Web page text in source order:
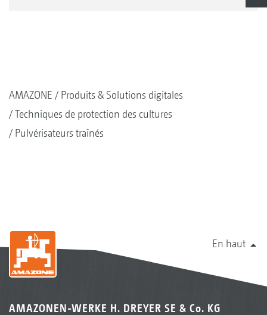
AMAZONE
Produits & Solutions digitales
Techniques de protection des cultures
Pulvérisateurs traînés
En haut
AMAZONEN-WERKE H. DREYER SE & Co. KG